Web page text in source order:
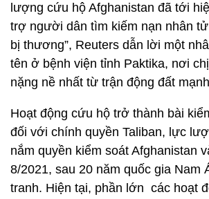
lượng cứu hộ Afghanistan đã tới
trợ người dân tìm kiếm nạn nhân
bị thương”, Reuters dẫn lời một
tên ở bệnh viện tỉnh Paktika, nơi
nặng nề nhất từ trận động đất
Hoạt động cứu hộ trở thành bài
đối với chính quyền Taliban, lực
nắm quyền kiểm soát Afghanistan
8/2021, sau 20 năm quốc gia Nam
tranh. Hiện tại, phần lớn các hoạt